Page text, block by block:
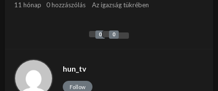
11 hónap 0 hozzászólás Az igazság tükrében
0 0
hun_tv
Follow